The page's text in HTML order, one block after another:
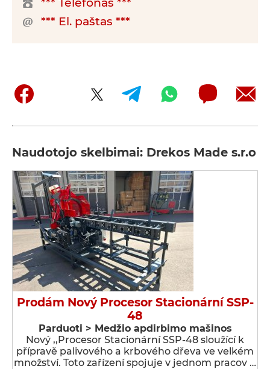
*** El. paštas ***
Naudotojo skelbimai: Drekos Made s.r.o
Prodám Nový Procesor Stacionární SSP-
48
Parduoti > Medžio apdirbimo mašinos
Nový ,,Procesor Stacionární SSP-48 sloužící k
přípravě palivového a krbového dřeva ve velkém
množství. Toto zařízení spojuje v jednom pracov …